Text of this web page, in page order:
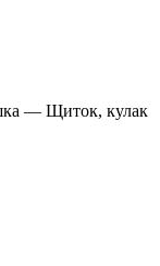
— Щиток, кулак